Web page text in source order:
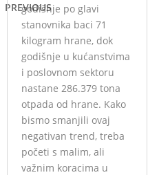
PREVIOUS
godišnje po glavi
stanovnika baci 71
kilogram hrane, dok
godišnje u kućanstvima
i poslovnom sektoru
nastane 286.379 tona
otpada od hrane. Kako
bismo smanjili ovaj
negativan trend, treba
početi s malim, ali
važnim koracima u